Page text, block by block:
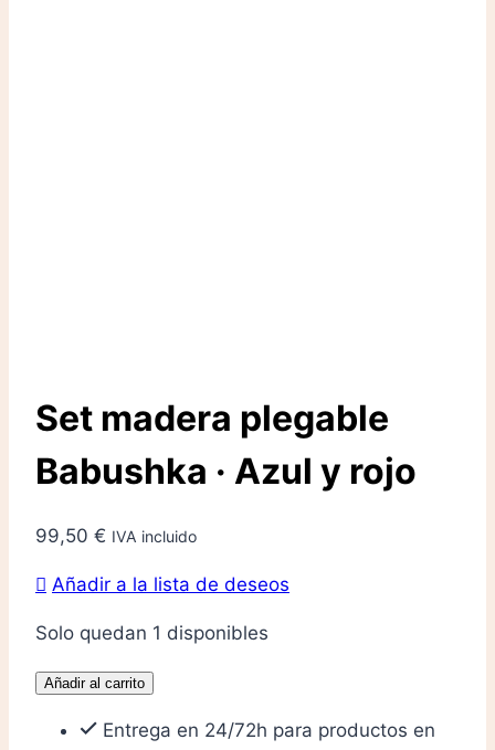
Set madera plegable
Babushka · Azul y rojo
99,50 € IVA incluido
Añadir a la lista de deseos
Solo quedan 1 disponibles
Set
plegable
Añadir al carrito
Entrega en 24/72h para productos en